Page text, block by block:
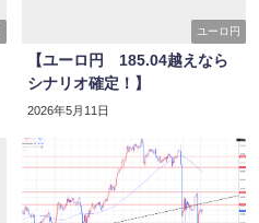
ユーロ円
【ユーロ円 185.04越えなら
シナリオ確定！】
2026年5月11日